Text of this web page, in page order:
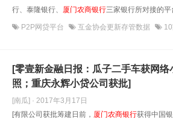
行、泰隆银行、 厦门农商银行三家银行所对接的
P2P网贷平台 互金协会更新存管数据
[零壹新金融日报：瓜子二手车获网
照；重庆永辉小贷公司获批]
[南瓜] · 2017年3月17日
[有限公司获批筹建日前， 厦门农商银行获得中国